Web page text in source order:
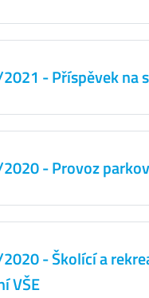
- Příspěvek na
- Provoz
- Školící a
VŠE